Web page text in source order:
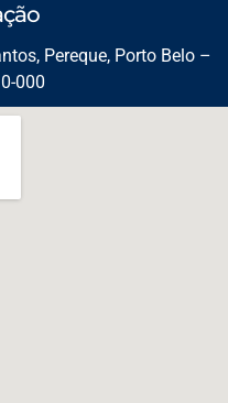
Pereque, Porto Belo –
000